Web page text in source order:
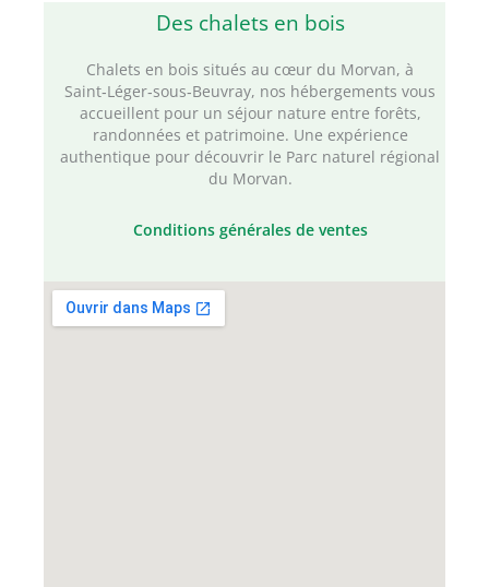
Des chalets en bois
Chalets en bois situés au cœur du Morvan, à
Saint‑Léger‑sous‑Beuvray, nos hébergements vous
accueillent pour un séjour nature entre forêts,
randonnées et patrimoine. Une expérience
authentique pour découvrir le Parc naturel régional
du Morvan.
Conditions générales de ventes